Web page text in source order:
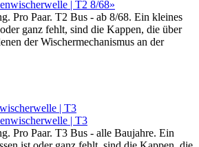
Pro Paar. T2 Bus - ab 8/68. Ein kleines
ganz fehlt, sind die Kappen, die über
der Wischermechanismus an der
| T3
Pro Paar. T3 Bus - alle Baujahre. Ein